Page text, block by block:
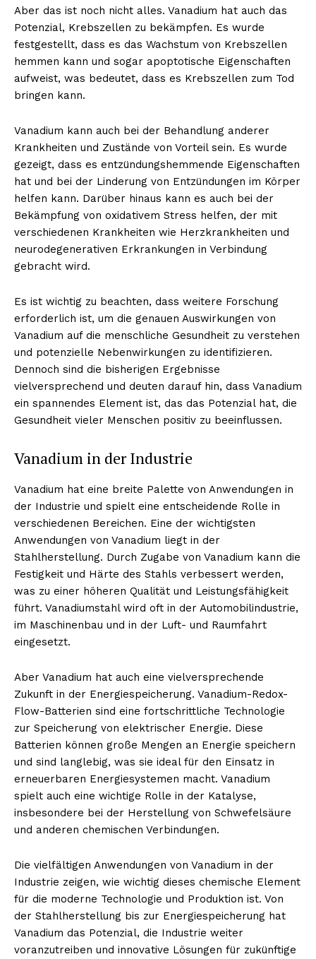
Aber das ist noch nicht alles. Vanadium hat auch das
Potenzial, Krebszellen zu bekämpfen. Es wurde
festgestellt, dass es das Wachstum von Krebszellen
hemmen kann und sogar apoptotische Eigenschaften
aufweist, was bedeutet, dass es Krebszellen zum Tod
bringen kann.
Vanadium kann auch bei der Behandlung anderer
Krankheiten und Zustände von Vorteil sein. Es wurde
gezeigt, dass es entzündungshemmende Eigenschaften
hat und bei der Linderung von Entzündungen im Körper
helfen kann. Darüber hinaus kann es auch bei der
Bekämpfung von oxidativem Stress helfen, der mit
verschiedenen Krankheiten wie Herzkrankheiten und
neurodegenerativen Erkrankungen in Verbindung
gebracht wird.
Es ist wichtig zu beachten, dass weitere Forschung
erforderlich ist, um die genauen Auswirkungen von
Vanadium auf die menschliche Gesundheit zu verstehen
und potenzielle Nebenwirkungen zu identifizieren.
Dennoch sind die bisherigen Ergebnisse
vielversprechend und deuten darauf hin, dass Vanadium
ein spannendes Element ist, das das Potenzial hat, die
Gesundheit vieler Menschen positiv zu beeinflussen.
Vanadium in der Industrie
Vanadium hat eine breite Palette von Anwendungen in
der Industrie und spielt eine entscheidende Rolle in
verschiedenen Bereichen. Eine der wichtigsten
Anwendungen von Vanadium liegt in der
Stahlherstellung. Durch Zugabe von Vanadium kann die
Festigkeit und Härte des Stahls verbessert werden,
was zu einer höheren Qualität und Leistungsfähigkeit
führt. Vanadiumstahl wird oft in der Automobilindustrie,
im Maschinenbau und in der Luft- und Raumfahrt
eingesetzt.
Aber Vanadium hat auch eine vielversprechende
Zukunft in der Energiespeicherung. Vanadium-Redox-
Flow-Batterien sind eine fortschrittliche Technologie
zur Speicherung von elektrischer Energie. Diese
Batterien können große Mengen an Energie speichern
und sind langlebig, was sie ideal für den Einsatz in
erneuerbaren Energiesystemen macht. Vanadium
spielt auch eine wichtige Rolle in der Katalyse,
insbesondere bei der Herstellung von Schwefelsäure
und anderen chemischen Verbindungen.
Die vielfältigen Anwendungen von Vanadium in der
Industrie zeigen, wie wichtig dieses chemische Element
für die moderne Technologie und Produktion ist. Von
der Stahlherstellung bis zur Energiespeicherung hat
Vanadium das Potenzial, die Industrie weiter
voranzutreiben und innovative Lösungen für zukünftige